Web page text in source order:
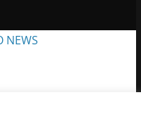
NEWS